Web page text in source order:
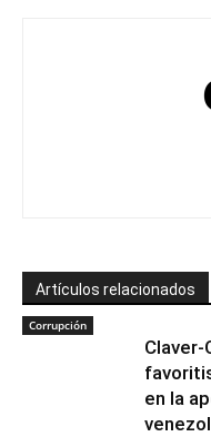
Artículos relacionados
Corrupción
en la